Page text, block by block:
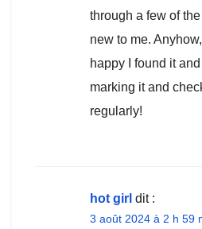
through a few of
new to me.
happy I found it
marking it and
regularly!
hot girl dit :
3 août 2024 à 2 h 59